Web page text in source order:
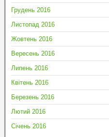
Грудень 2016
Листопад 2016
Жовтень 2016
Вересень 2016
Липень 2016
Квітень 2016
Березень 2016
Лютий 2016
Січень 2016